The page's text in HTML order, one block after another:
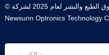
© حقوق الطبع والنشر لعام 2025 لشركة Ningbo Hi-Tech Zone